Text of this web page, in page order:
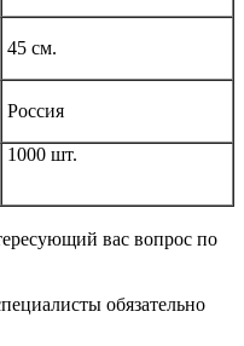
45 см.
Россия
1000 шт.
вас вопрос по
обязательно